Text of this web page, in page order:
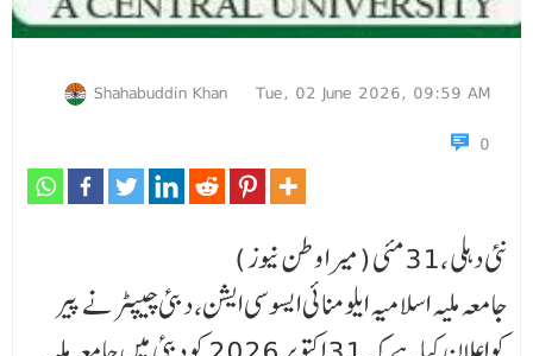
Shahabuddin Khan
Tue, 02 June 2026, 09:59 AM
0
نئی دہلی ،31مئی (میرا وطن نیوز )
جامعہ ملیہ اسلامیہ ایلومنائی ایسوسی ایشن، دبئی چیپٹر نے پیر